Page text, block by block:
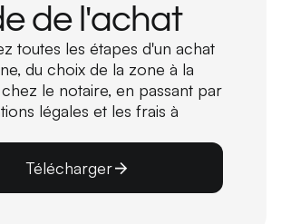
de l'achat
toutes les étapes d'un achat
du choix de la zone à la
le notaire, en passant par
légales et les frais à
Télécharger